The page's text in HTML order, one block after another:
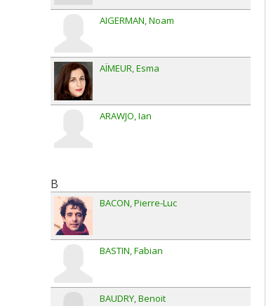
AIGERMAN Noam
AÏMEUR Esma
ARAWJO Ian
B
BACON Pierre-Luc
BASTIN Fabian
BAUDRY Benoit